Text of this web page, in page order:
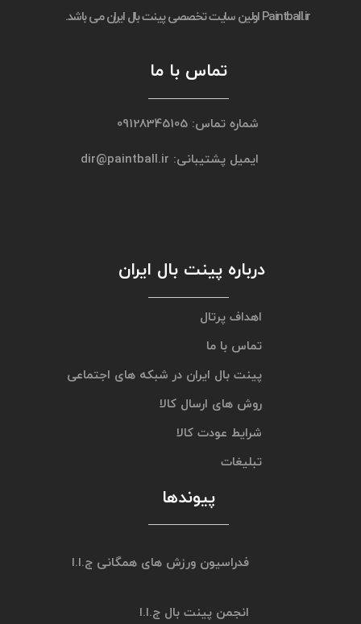
Paintball.irاولین سایت تخصصی پینت بال ایران می باشد.
شماره تماس: 09128345105
ایمیل پشتیبانی: dir@paintball.ir
تماس با ما
فدراسیون ورزش های همگانی ج.ا.ا
انجمن پینت بال ج.ا.ا
پیوندها
اهداف پرتال
تماس با ما
پینت بال ایران در شبکه های اجتماعی
روش های ارسال کالا
شرایط عودت کالا
تبلیغات
درباره پینت بال ایران